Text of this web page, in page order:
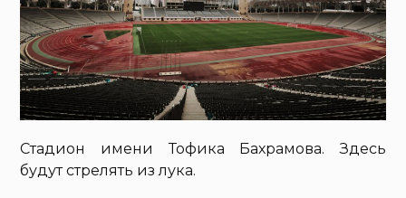
Стадион имени Тофика Бахрамова. Здесь
будут стрелять из лука.